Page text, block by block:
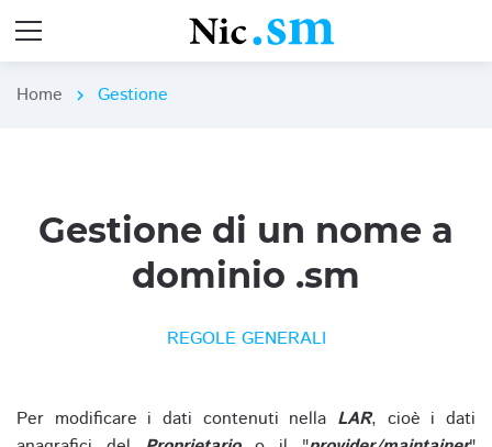
Home chevron_right Gestione
Gestione di un nome a
dominio .sm
REGOLE GENERALI
Per modificare i dati contenuti nella LAR, cioè i dati